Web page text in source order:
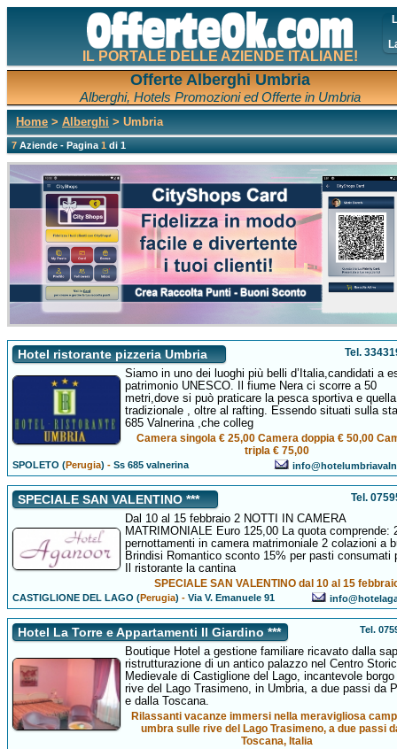
IL PORTALE DELLE AZIENDE ITALIANE!
Offerte Alberghi Umbria
Alberghi, Hotels Promozioni ed Offerte in Umbria
Home > Alberghi > Umbria
7Aziende - Pagina1di 1
Hotel ristorante pizzeria Umbria Tel.
Siamo in uno dei luoghi più belli d’Italia,candidati a
patrimonio UNESCO. Il fiume Nera ci scorre a 50
metri,dove si può praticare la pesca sportiva e quella
tradizionale , oltre al rafting. Essendo situati sulla
685 Valnerina ,che colleg
Camera singola € 25,00 Camera doppia € 50,00
tripla € 75,00
SPOLETO (Perugia) -Ss 685 valnerina
SPECIALE SAN VALENTINO *** Tel.
Dal 10 al 15 febbraio 2 NOTTI IN CAMERA
MATRIMONIALE Euro 125,00 La quota comprende:
pernottamenti in camera matrimoniale 2 colazioni a
Brindisi Romantico sconto 15% per pasti consumati
Il ristorante la cantina
SPECIALE SAN VALENTINO dal 10 al 15
CASTIGLIONE DEL LAGO (Perugia) -Via V. Emanuele 91
Hotel La Torre e Appartamenti Il Giardino *** Tel.
Boutique Hotel a gestione familiare ricavato dalla
ristrutturazione di un antico palazzo nel Centro
Medievale di Castiglione del Lago, incantevole
rive del Lago Trasimeno, in Umbria, a due passi da
e dalla Toscana.
Rilassanti vacanze immersi nella meravigliosa
umbra sulle rive del Lago Trasimeno, a due passi
Toscana, Italia